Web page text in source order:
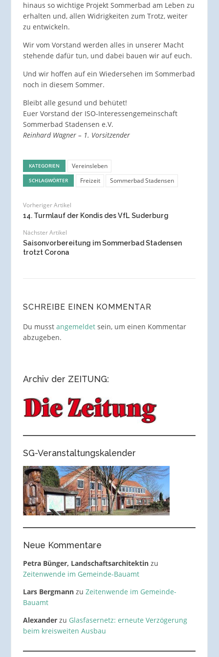
hinaus so wichtige Projekt Sommerbad am Leben zu
erhalten und, allen Widrigkeiten zum Trotz, weiter
zu entwickeln.
Wir vom Vorstand werden alles in unserer Macht
stehende dafür tun, und dabei bauen wir auf euch.
Und wir hoffen auf ein Wiedersehen im Sommerbad
noch in diesem Sommer.
Bleibt alle gesund und behütet!
Euer Vorstand der ISO-Interessengemeinschaft
Sommerbad Stadensen e.V.
Reinhard Wagner – 1. Vorsitzender
KATEGORIEN Vereinsleben
SCHLAGWÖRTER Freizeit Sommerbad Stadensen
Vorheriger Artikel
14. Turmlauf der Kondis des VfL Suderburg
Nächster Artikel
Saisonvorbereitung im Sommerbad Stadensen
trotzt Corona
SCHREIBE EINEN KOMMENTAR
Du musst angemeldetsein, um einen Kommentar
abzugeben.
Archiv der ZEITUNG:
SG-Veranstaltungskalender
Neue Kommentare
Petra Bünger, Landschaftsarchitektinzu
Zeitenwende im Gemeinde-Bauamt
Lars Bergmannzu Zeitenwende im Gemeinde-
Bauamt
Alexanderzu Glasfasernetz: erneute Verzögerung
beim kreisweiten Ausbau